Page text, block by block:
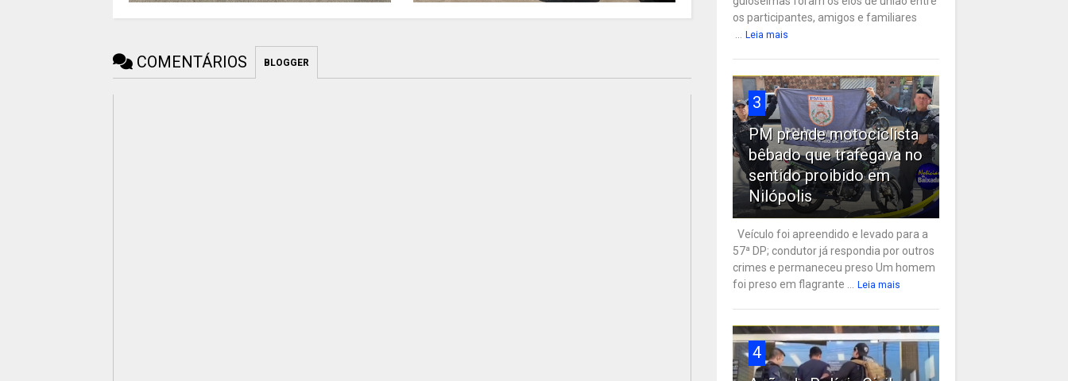
COMENTÁRIOS BLOGGER
os participantes, amigos e familiares
... Leia mais
3
PM prende motociclista
bêbado que trafegava no
sentido proibido em
Nilópolis
Veículo foi apreendido e levado para a
57ª DP; condutor já respondia por outros
crimes e permaneceu preso Um homem
foi preso em flagrante ... Leia mais
4